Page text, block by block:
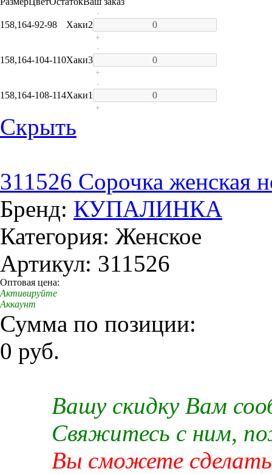
158,164-92-98 Хаки2
-
+
158,164-104-110Хаки3
-
+
158,164-108-114Хаки1
-
+
Скрыть
311526 Сорочка женская
Бренд: КУПАЛИНКА
Категория: Женское
Артикул: 311526
Оптовая цена:
Активируйте
Аккаунт
Сумма по позиции:
0 руб.
Вашу скидку Вам
Свяжитесь с ним,
Вы сможете сделать